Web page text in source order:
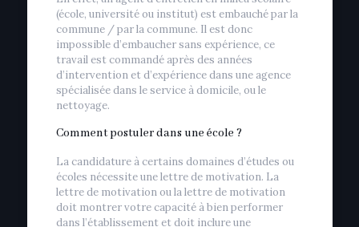
(école, université ou institut) est embauché par la
commune / par la commune. Il est donc
impossible d’embaucher sans expérience, ce
travail est commandé après des années
d’intervention et d’expérience dans une agence
spécialisée dans le service à domicile, ou le
nettoyage.
Comment postuler dans une école ?
La candidature à certains domaines d’études ou
écoles nécessite une lettre de motivation. La
lettre de motivation ou la lettre de motivation
doit montrer votre capacité à bien performer
dans l’établissement et doit inclure une